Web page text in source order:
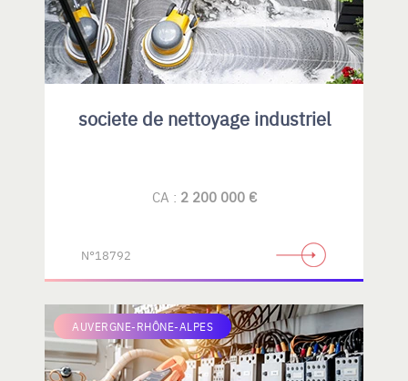
societe de nettoyage industriel
CA : 2 200 000 €
N°18792
AUVERGNE-RHÔNE-ALPES